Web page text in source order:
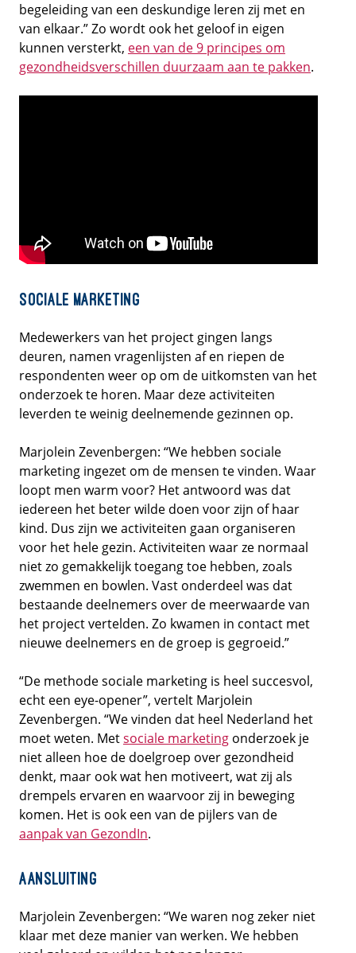
begeleiding van een deskundige leren zij met en
van elkaar.” Zo wordt ook het geloof in eigen
kunnen versterkt, een van de 9 principes om
gezondheidsverschillen duurzaam aan te pakken.
Sociale marketing
Medewerkers van het project gingen langs
deuren, namen vragenlijsten af en riepen de
respondenten weer op om de uitkomsten van het
onderzoek te horen. Maar deze activiteiten
leverden te weinig deelnemende gezinnen op.
Marjolein Zevenbergen: “We hebben sociale
marketing ingezet om de mensen te vinden. Waar
loopt men warm voor? Het antwoord was dat
iedereen het beter wilde doen voor zijn of haar
kind. Dus zijn we activiteiten gaan organiseren
voor het hele gezin. Activiteiten waar ze normaal
niet zo gemakkelijk toegang toe hebben, zoals
zwemmen en bowlen. Vast onderdeel was dat
bestaande deelnemers over de meerwaarde van
het project vertelden. Zo kwamen in contact met
nieuwe deelnemers en de groep is gegroeid.”
“De methode sociale marketing is heel succesvol,
echt een eye-opener”, vertelt Marjolein
Zevenbergen. “We vinden dat heel Nederland het
moet weten. Metsociale marketing onderzoek je
niet alleen hoe de doelgroep over gezondheid
denkt, maar ook wat hen motiveert, wat zij als
drempels ervaren en waarvoor zij in beweging
komen. Het is ook een van de pijlers van de
aanpak van GezondIn.
Aansluiting
Marjolein Zevenbergen: “We waren nog zeker niet
klaar met deze manier van werken. We hebben